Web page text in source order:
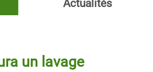
Actualités
un lavage